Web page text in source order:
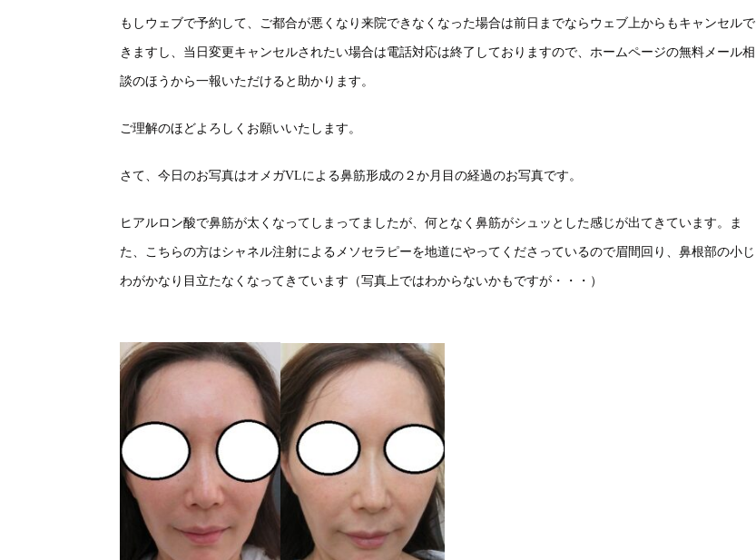
もしウェブで予約して、ご都合が悪くなり来院できなくなった場合は前日までならウェブ上からもキャンセルで
きますし、当日変更キャンセルされたい場合は電話対応は終了しておりますので、ホームページの無料メール相
談のほうから一報いただけると助かります。
ご理解のほどよろしくお願いいたします。
さて、今日のお写真はオメガVLによる鼻筋形成の２か月目の経過のお写真です。
ヒアルロン酸で鼻筋が太くなってしまってましたが、何となく鼻筋がシュッとした感じが出てきています。ま
た、こちらの方はシャネル注射によるメソセラピーを地道にやってくださっているので眉間回り、鼻根部の小じ
わがかなり目立たなくなってきています（写真上ではわからないかもですが・・・）